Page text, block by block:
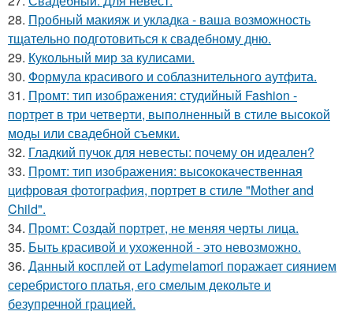
28. Пробный макияж и укладка - ваша возможность
тщательно подготовиться к свадебному дню.
29. Кукольный мир за кулисами.
30. Формула красивого и соблазнительного аутфита.
31. Промт: тип изображения: студийный Fashion -
портрет в три четверти, выполненный в стиле высокой
моды или свадебной съемки.
32. Гладкий пучок для невесты: почему он идеален?
33. Промт: тип изображения: высококачественная
цифровая фотография, портрет в стиле "Mother and
Child".
34. Промт: Создай портрет, не меняя черты лица.
35. Быть красивой и ухоженной - это невозможно.
36. Данный косплей от Ladymelamori поражает сиянием
серебристого платья, его смелым декольте и
безупречной грацией.